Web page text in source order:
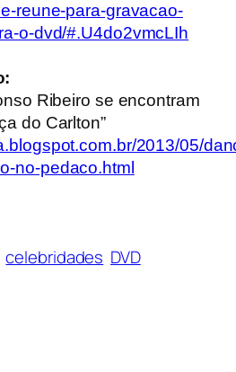
reune-para-gravacao-
o-dvd/#.U4do2vmcLIh
Ribeiro se encontram
do Carlton”
2013/05/
no-pedaco.html
celebridades DVD